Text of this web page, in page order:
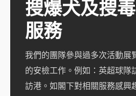
搜爆犬及搜
服務
我們的團隊參與過多次活動展
的安檢工作。例如：英超球隊
訪港。如閣下對相關服務感興